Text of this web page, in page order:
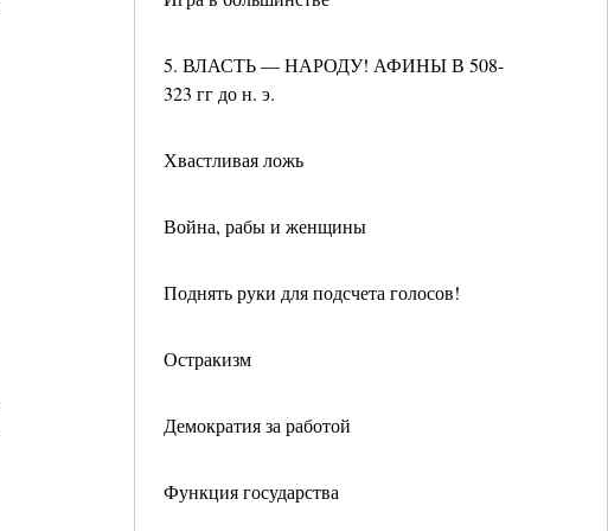
5. ВЛАСТЬ — НАРОДУ! АФИНЫ В 508-
323 гг до н. э.
Хвастливая ложь
Война, рабы и женщины
Поднять руки для подсчета голосов!
Остракизм
Демократия за работой
Функция государства